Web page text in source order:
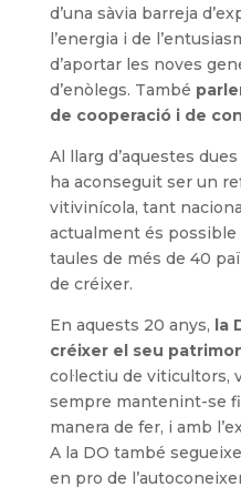
d’una sàvia barreja
l’energia i de
d’aportar les noves
d’enòlegs. També
de cooperació i de
Al llarg d’aquestes
ha aconseguit ser un
vitivinícola, tant
actualment és
taules de més de 40
de créixer.
En aquests 20 anys, la
créixer el seu
col·lectiu de viticultors,
sempre mantenint-se
manera de fer, i amb
A la DO també
en pro de